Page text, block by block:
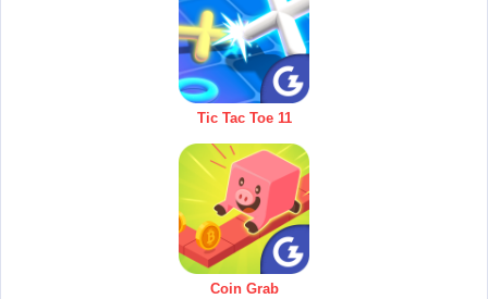
Tic Tac Toe 11
Coin Grab